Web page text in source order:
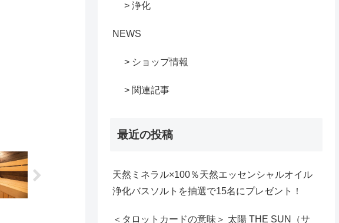
> 浄化
NEWS
> ショップ情報
> 関連記事
最近の投稿
天然ミネラル×100％天然エッセンシャルオイル
浄化バスソルトを抽選で15名にプレゼント！
＜タロットカードの意味＞ 太陽 THE SUN（サ